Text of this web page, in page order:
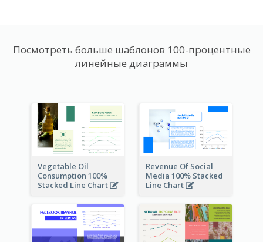
Посмотреть больше шаблонов 100-процентные
линейные диаграммы
Vegetable Oil
Consumption 100%
Stacked Line Chart
Revenue Of Social
Media 100% Stacked
Line Chart